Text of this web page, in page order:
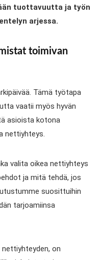
tuottavuutta ja työn
arjessa.
toimivan
Tämä työtapa
vaatii myös hyvän
asioista kotona
nettiyhteys.
valita oikea nettiyhteys
ja mitä tehdä, jos
suosittuihin
tarjoamiinsa
on